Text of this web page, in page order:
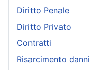
Diritto Penale
Diritto Privato
Contratti
Risarcimento danni